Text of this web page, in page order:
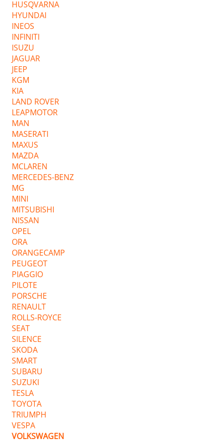
HUSQVARNA
HYUNDAI
INEOS
INFINITI
ISUZU
JAGUAR
JEEP
KGM
KIA
LAND ROVER
LEAPMOTOR
MAN
MASERATI
MAXUS
MAZDA
MCLAREN
MERCEDES-BENZ
MG
MINI
MITSUBISHI
NISSAN
OPEL
ORA
ORANGECAMP
PEUGEOT
PIAGGIO
PILOTE
PORSCHE
RENAULT
ROLLS-ROYCE
SEAT
SILENCE
SKODA
SMART
SUBARU
SUZUKI
TESLA
TOYOTA
TRIUMPH
VESPA
VOLKSWAGEN